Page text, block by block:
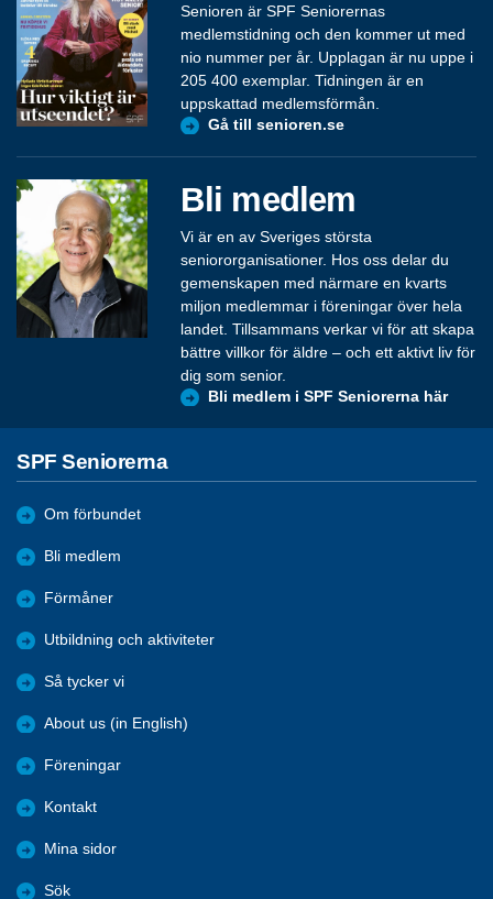
Senioren är SPF Seniorernas
medlemstidning och den kommer ut med
nio nummer per år. Upplagan är nu uppe i
205 400 exemplar. Tidningen är en
uppskattad medlemsförmån.
Gå till senioren.se
Bli medlem
Vi är en av Sveriges största
seniororganisationer. Hos oss delar du
gemenskapen med närmare en kvarts
miljon medlemmar i föreningar över hela
landet. Tillsammans verkar vi för att skapa
bättre villkor för äldre – och ett aktivt liv för
dig som senior.
Bli medlem i SPF Seniorerna här
SPF Seniorerna
Om förbundet
Bli medlem
Förmåner
Utbildning och aktiviteter
Så tycker vi
About us (in English)
Föreningar
Kontakt
Mina sidor
Sök